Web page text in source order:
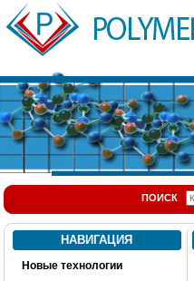
ПОИСК
НАВИГАЦИЯ
Новые технологии